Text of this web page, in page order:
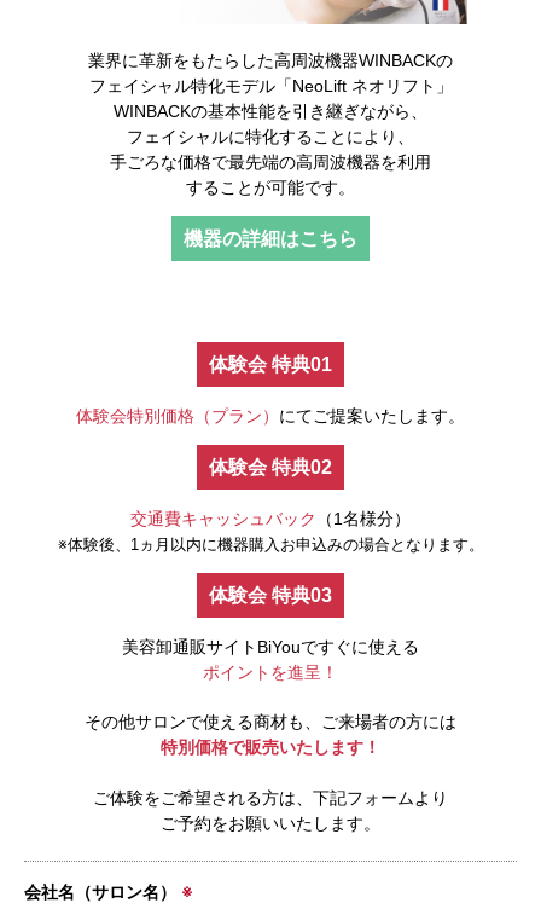
業界に革新をもたらした高周波機器WINBACKの
フェイシャル特化モデル「NeoLift ネオリフト」
WINBACKの基本性能を引き継ぎながら、
フェイシャルに特化することにより、
手ごろな価格で最先端の高周波機器を利用
することが可能です。
機器の詳細はこちら
体験会 特典01
体験会特別価格（プラン） にてご提案いたします。
体験会 特典02
交通費キャッシュバック （1名様分）
※体験後、1ヵ月以内に機器購入お申込みの場合となります。
体験会 特典03
美容卸通販サイトBiYouですぐに使える
ポイントを進呈！
その他サロンで使える商材も、ご来場者の方には
特別価格で販売いたします！
ご体験をご希望される方は、下記フォームより
ご予約をお願いいたします。
会社名（サロン名） ※